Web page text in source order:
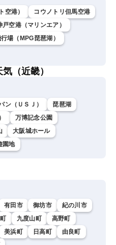
空港）
コウノトリ但馬空港
戸空港（マリンエア）
場（MPG琵琶湖）
（近畿）
ン（ＵＳＪ）
琵琶湖
万博記念公園
大阪城ホール
園地
有田市 御坊市
紀の川市
九度山町
高野町
美浜町 日高町
由良町